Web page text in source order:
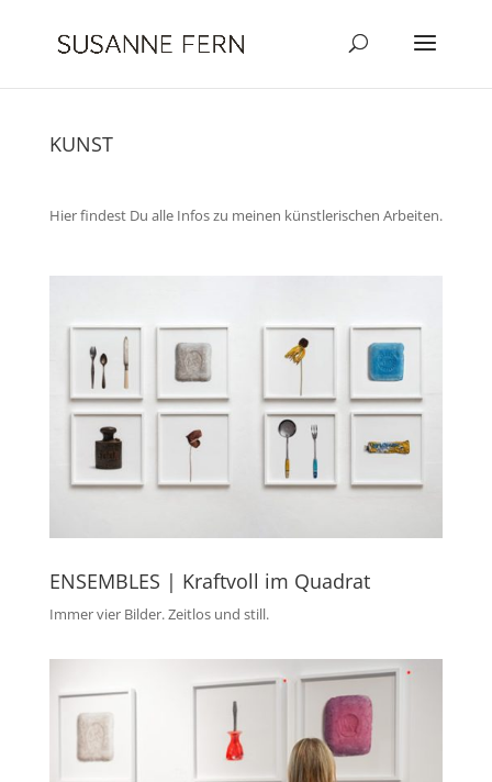
KUNST
Hier findest Du alle Infos zu meinen künstlerischen Arbeiten.
ENSEMBLES | Kraftvoll im Quadrat
Immer vier Bilder. Zeitlos und still.